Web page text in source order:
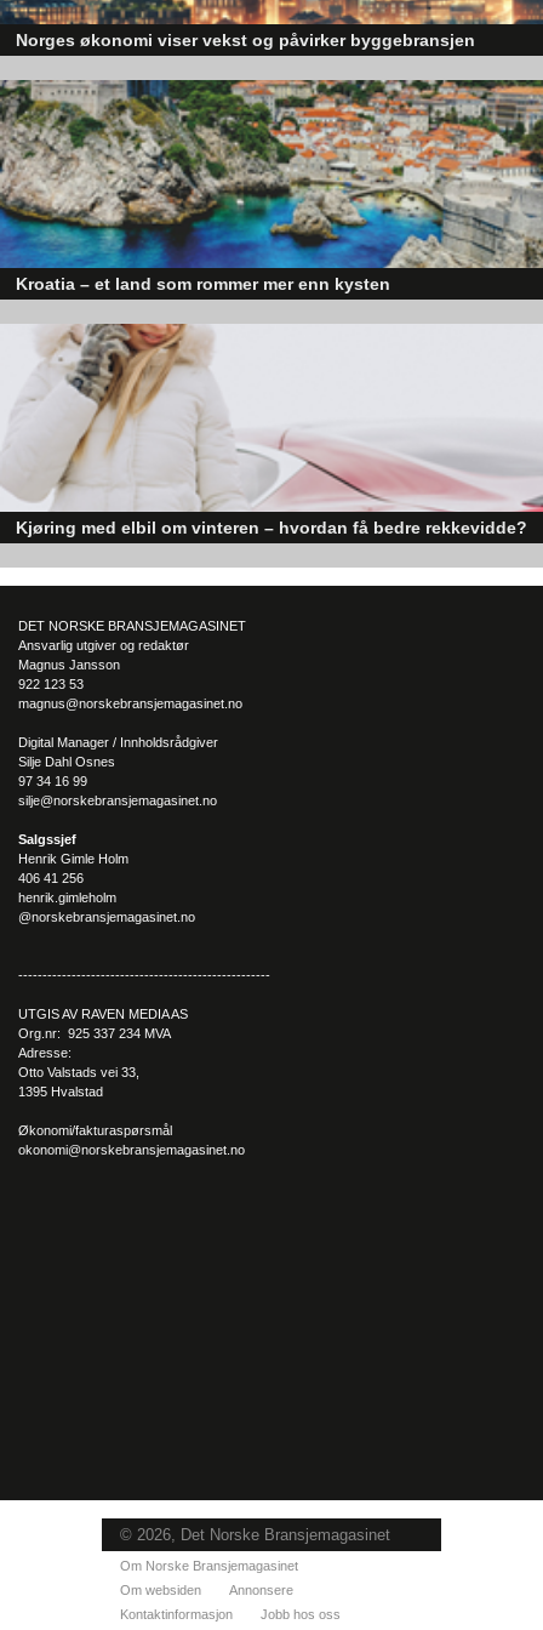
Norges økonomi viser vekst og påvirker byggebransjen
skaper optimisme på tvers av ulike sektorer. Byggebransjen er spesielt
posisjonert til å dra nytte av denne økonomiske oppgangen.
Kroatia – et land som rommer mer enn kysten
sider enn det førsteinntrykket mange sitter igjen med.
Kjøring med elbil om vinteren – hvordan få bedre rekkevidde?
DET NORSKE BRANSJEMAGASINET
Ansvarlig utgiver og redaktør
Magnus Jansson
922 123 53
magnus@norskebransjemagasinet.no
Digital Manager / Innholdsrådgiver
Silje Dahl Osnes
97 34 16 99
silje@norskebransjemagasinet.no
Salgssjef
Henrik Gimle Holm
406 41 256
henrik.gimleholm
@norskebransjemagasinet.no
----------------------------------------------------
UTGIS AV RAVEN MEDIA AS
Org.nr: 925 337 234 MVA
Adresse:
Otto Valstads vei 33,
1395 Hvalstad
Økonomi/fakturaspørsmål
okonomi@norskebransjemagasinet.no
© 2026, Det Norske Bransjemagasinet
Om Norske Bransjemagasinet
Om websiden
Annonsere
Kontaktinformasjon
Jobb hos oss